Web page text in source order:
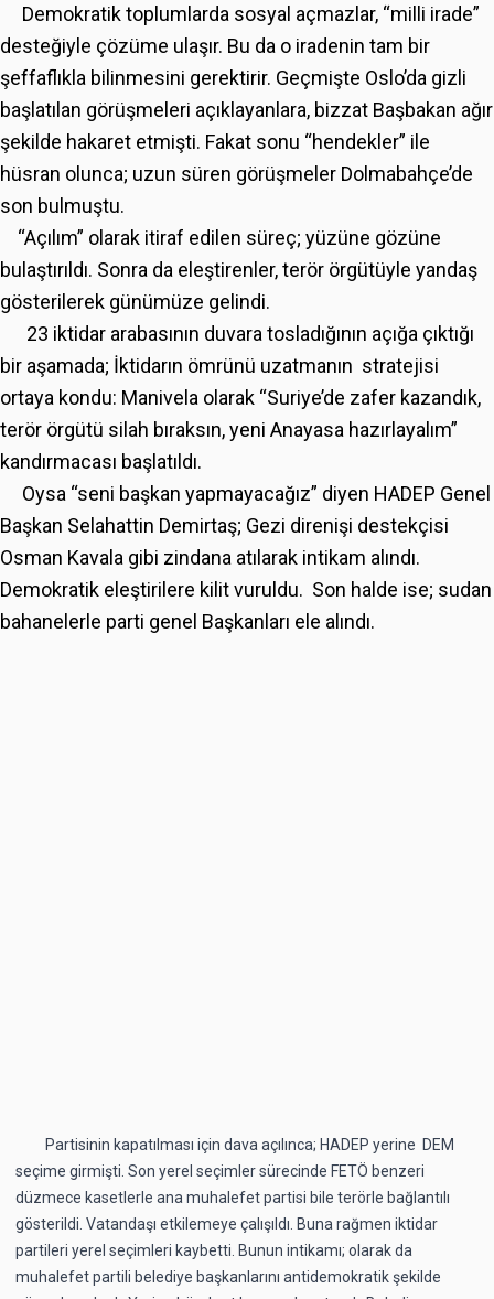
Demokratik toplumlarda sosyal açmazlar, “milli irade”
desteğiyle çözüme ulaşır. Bu da o iradenin tam bir
şeffaflıkla bilinmesini gerektirir. Geçmişte Oslo’da gizli
başlatılan görüşmeleri açıklayanlara, bizzat Başbakan ağır
şekilde hakaret etmişti. Fakat sonu “hendekler” ile
hüsran olunca; uzun süren görüşmeler Dolmabahçe’de
son bulmuştu.
“Açılım” olarak itiraf edilen süreç; yüzüne gözüne
bulaştırıldı. Sonra da eleştirenler, terör örgütüyle yandaş
gösterilerek günümüze gelindi.
23 iktidar arabasının duvara tosladığının açığa çıktığı
bir aşamada; İktidarın ömrünü uzatmanın stratejisi
ortaya kondu: Manivela olarak “Suriye’de zafer kazandık,
terör örgütü silah bıraksın, yeni Anayasa hazırlayalım”
kandırmacası başlatıldı.
Oysa “seni başkan yapmayacağız” diyen HADEP Genel
Başkan Selahattin Demirtaş; Gezi direnişi destekçisi
Osman Kavala gibi zindana atılarak intikam alındı.
Demokratik eleştirilere kilit vuruldu. Son halde ise; sudan
bahanelerle parti genel Başkanları ele alındı.
Partisinin kapatılması için dava açılınca; HADEP yerine DEM
seçime girmişti. Son yerel seçimler sürecinde FETÖ benzeri
düzmece kasetlerle ana muhalefet partisi bile terörle bağlantılı
gösterildi. Vatandaşı etkilemeye çalışıldı. Buna rağmen iktidar
partileri yerel seçimleri kaybetti. Bunun intikamı; olarak da
muhalefet partili belediye başkanlarını antidemokratik şekilde